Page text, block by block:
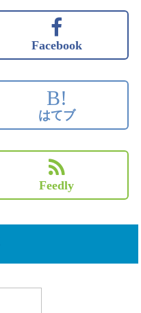
Facebook
B!
はてブ
Feedly